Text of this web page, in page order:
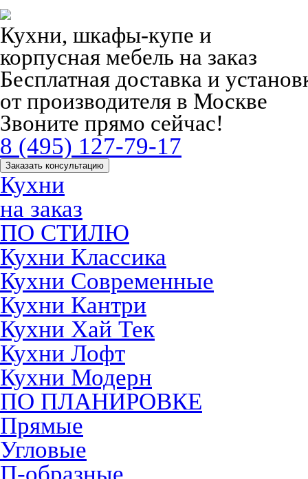
Кухни, шкафы-купе и
корпусная мебель на заказ
Бесплатная доставка и
от производителя в Москве
Звоните прямо сейчас!
8 (495) 127-79-17
Заказать консультацию
Кухни
на заказ
ПО СТИЛЮ
Кухни Классика
Кухни Современные
Кухни Кантри
Кухни Хай Тек
Кухни Лофт
Кухни Модерн
ПО ПЛАНИРОВКЕ
Прямые
Угловые